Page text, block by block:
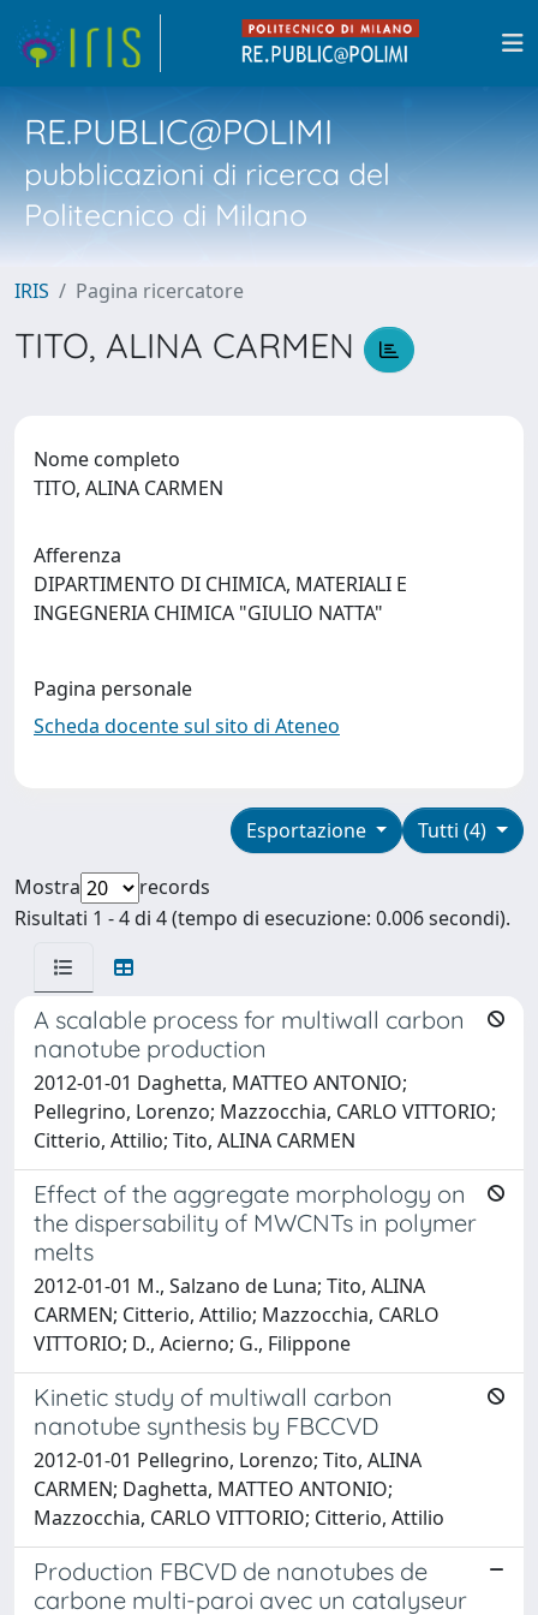
RE.PUBLIC@POLIMI
pubblicazioni di ricerca del
Politecnico di Milano
IRIS Pagina ricercatore
TITO, ALINA CARMEN
Nome completo
TITO, ALINA CARMEN
Afferenza
DIPARTIMENTO DI CHIMICA, MATERIALI E
INGEGNERIA CHIMICA "GIULIO NATTA"
Pagina personale
Scheda docente sul sito di Ateneo
Tutti (4)
Esportazione
Mostra
records
Risultati 1 - 4 di 4 (tempo di esecuzione: 0.006 secondi).
A scalable process for multiwall carbon
nanotube production
2012-01-01 Daghetta, MATTEO ANTONIO;
Pellegrino, Lorenzo; Mazzocchia, CARLO VITTORIO;
Citterio, Attilio; Tito, ALINA CARMEN
Effect of the aggregate morphology on
the dispersability of MWCNTs in polymer
melts
2012-01-01 M., Salzano de Luna; Tito, ALINA
CARMEN; Citterio, Attilio; Mazzocchia, CARLO
VITTORIO; D., Acierno; G., Filippone
Kinetic study of multiwall carbon
nanotube synthesis by FBCCVD
2012-01-01 Pellegrino, Lorenzo; Tito, ALINA
CARMEN; Daghetta, MATTEO ANTONIO;
Mazzocchia, CARLO VITTORIO; Citterio, Attilio
Production FBCVD de nanotubes de
carbone multi-paroi avec un catalyseur